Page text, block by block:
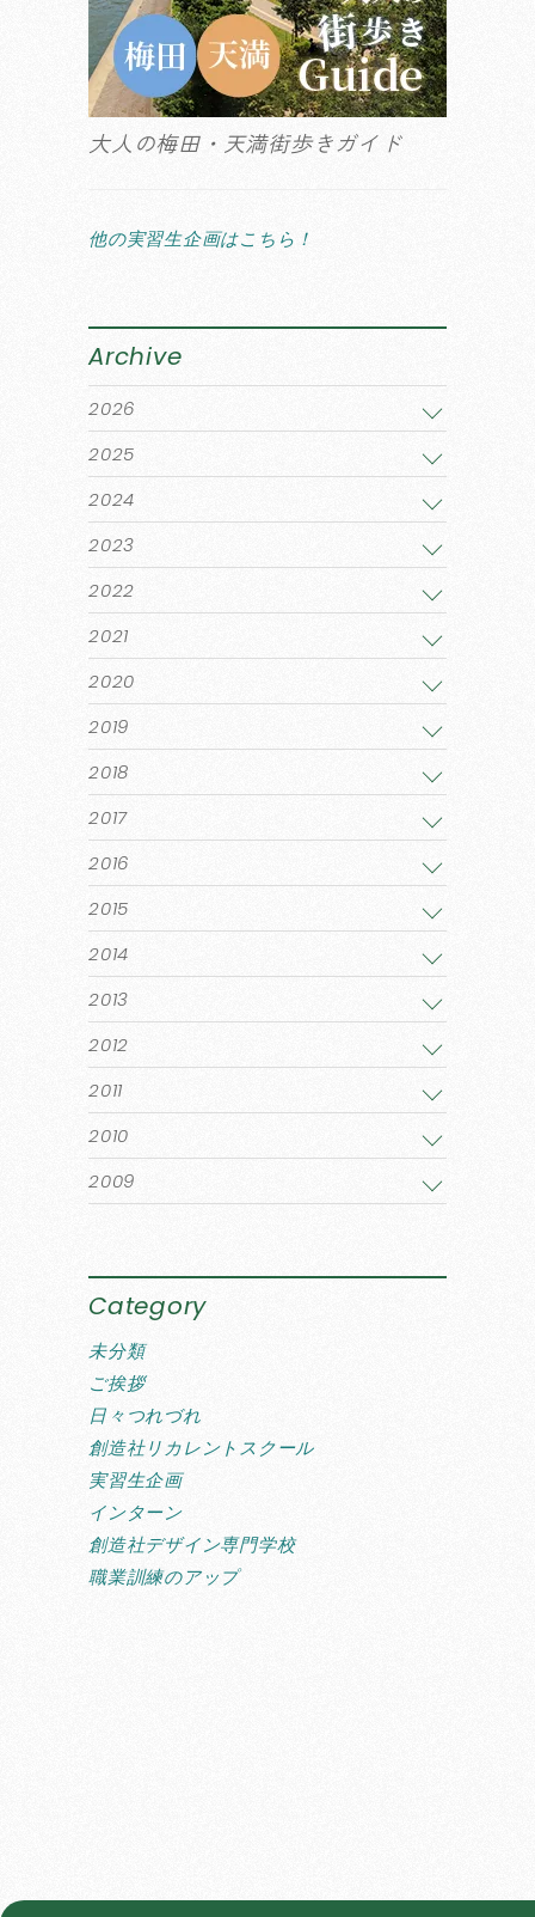
大人の梅田・天満街歩きガイド
他の実習生企画はこちら！
Archive
2026
2025
2024
2023
2022
2021
2020
2019
2018
2017
2016
2015
2014
2013
2012
2011
2010
2009
Category
未分類
ご挨拶
日々つれづれ
創造社リカレントスクール
実習生企画
インターン
創造社デザイン専門学校
職業訓練のアップ